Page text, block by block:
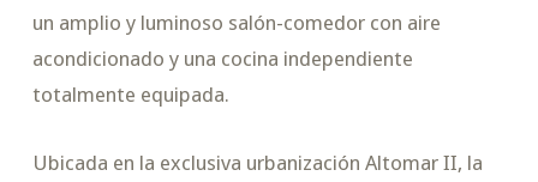
un amplio y luminoso salón-comedor con aire
acondicionado y una cocina independiente
totalmente equipada.
Ubicada en la exclusiva urbanización Altomar II, la